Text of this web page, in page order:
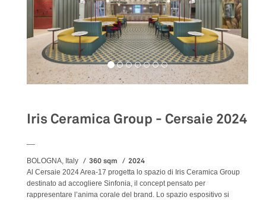
Iris Ceramica Group - Cersaie 2024
BOLOGNA, Italy 360 sqm 2024
Al Cersaie 2024 Area-17 progetta lo spazio di Iris Ceramica Group
destinato ad accogliere Sinfonia, il concept pensato per
rappresentare l’anima corale del brand. Lo spazio espositivo si